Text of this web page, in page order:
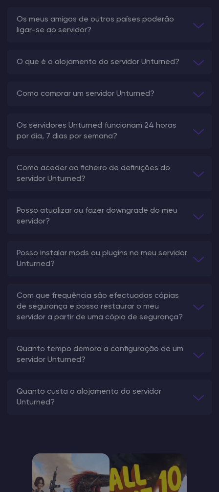
Os meus amigos de outros países poderão
ligar-se ao servidor?
O que é o alojamento do servidor Unturned?
Como comprar um servidor Unturned?
Os servidores Unturned funcionam 24 horas
por dia, 7 dias por semana?
Como aceder ao ficheiro de definições do
servidor Unturned?
Posso atualizar ou fazer downgrade do meu
servidor?
Posso instalar mods ou plugins no meu servidor
Unturned?
Com que frequência são efectuadas cópias
de segurança e posso restaurar o meu
servidor a partir de uma cópia de segurança?
Quanto tempo demora a configuração de um
servidor Unturned?
Quanto custa o alojamento do servidor
Unturned?